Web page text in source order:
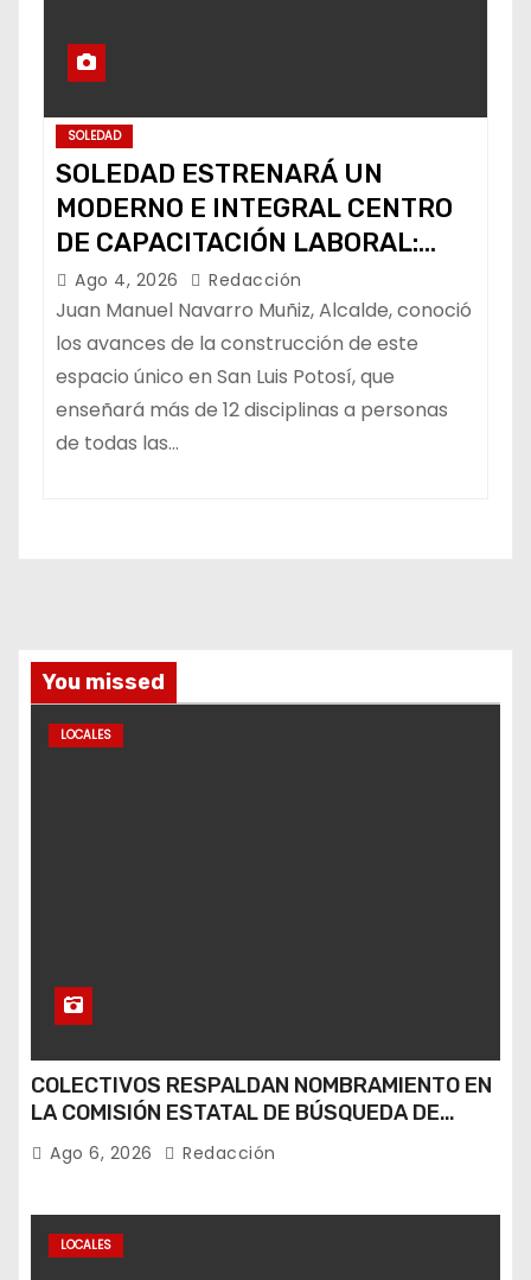
SOLEDAD
SOLEDAD ESTRENARÁ UN
MODERNO E INTEGRAL CENTRO
DE CAPACITACIÓN LABORAL:
ALCALDE
Ago 4, 2026 Redacción
Juan Manuel Navarro Muñiz, Alcalde, conoció
los avances de la construcción de este
espacio único en San Luis Potosí, que
enseñará más de 12 disciplinas a personas
de todas las…
You missed
LOCALES
COLECTIVOS RESPALDAN NOMBRAMIENTO EN
LA COMISIÓN ESTATAL DE BÚSQUEDA DE
PERSONAS.
Ago 6, 2026 Redacción
LOCALES